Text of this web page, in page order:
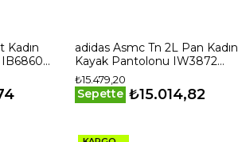
Kadın
IB6860
adidas Asmc Tn 2L Pan Kadın
Kayak Pantolonu IW3872
Renkli
₺15.479,20
Sepette ₺15.014,82